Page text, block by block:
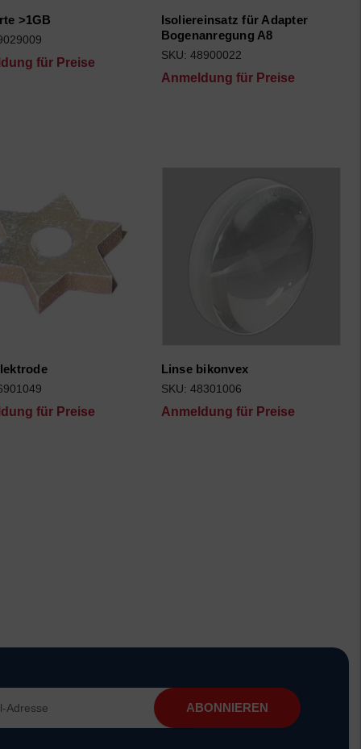
>1GB
für Preise
Isoliereinsatz für Adapter
Bogenanregung A8
SKU: 48900022
Anmeldung für Preise
für Preise
Linse bikonvex
SKU: 48301006
Anmeldung für Preise